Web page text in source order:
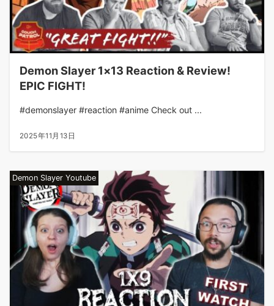
Demon Slayer 1×13 Reaction & Review!
EPIC FIGHT!
#demonslayer #reaction #anime Check out ...
2025年11月13日
Demon Slayer Youtube